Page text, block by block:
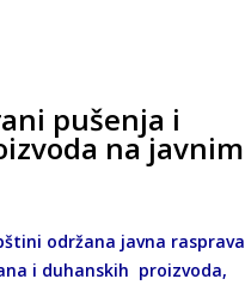
pušenja i
na javnim
održana javna rasprava
i duhanskih proizvoda,